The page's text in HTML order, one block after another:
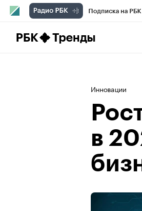
Подписка на РБК
РБК Тренды
Инновации
в